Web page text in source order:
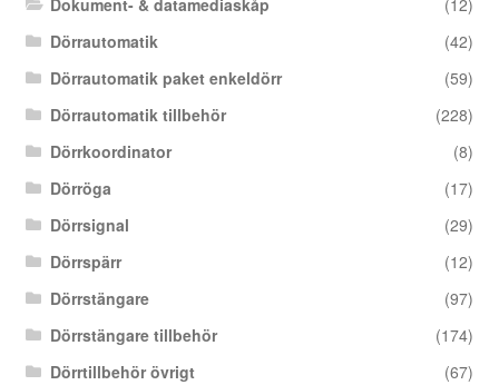
Dokument- & datamediaskåp
(12)
Dörrautomatik
(42)
Dörrautomatik paket enkeldörr
(59)
Dörrautomatik tillbehör
(228)
Dörrkoordinator
(8)
Dörröga
(17)
Dörrsignal
(29)
Dörrspärr
(12)
Dörrstängare
(97)
Dörrstängare tillbehör
(174)
Dörrtillbehör övrigt
(67)